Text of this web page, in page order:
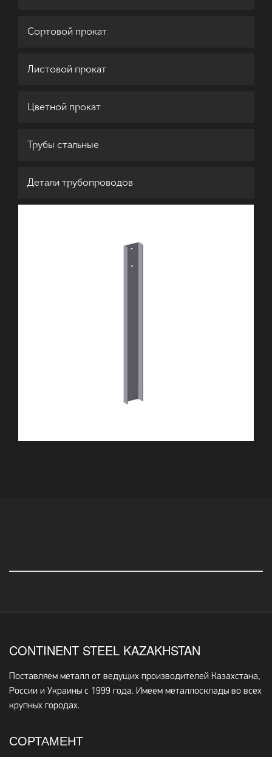
Сортовой прокат
Листовой прокат
Цветной прокат
Трубы стальные
Детали трубопроводов
CONTINENT STEEL KAZAKHSTAN
Поставляем металл от ведущих производителей Казахстана,
России и Украины с 1999 года. Имеем металлосклады во всех
крупных городах.
СОРТАМЕНТ